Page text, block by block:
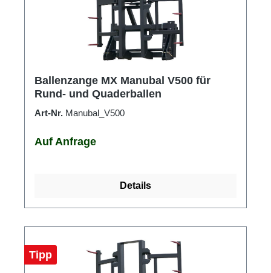
Ballenzange MX Manubal V500 für
Rund- und Quaderballen
Art-Nr. Manubal_V500
Auf Anfrage
Details
Tipp